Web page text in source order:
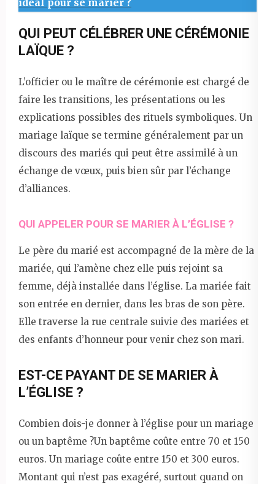
idéal pour se marier ?
QUI PEUT CÉLÉBRER UNE CÉRÉMONIE
LAÏQUE ?
L’officier ou le maître de cérémonie est chargé de
faire les transitions, les présentations ou les
explications possibles des rituels symboliques. Un
mariage laïque se termine généralement par un
discours des mariés qui peut être assimilé à un
échange de vœux, puis bien sûr par l’échange
d’alliances.
QUI APPELER POUR SE MARIER À L’ÉGLISE ?
Le père du marié est accompagné de la mère de la
mariée, qui l’amène chez elle puis rejoint sa
femme, déjà installée dans l’église. La mariée fait
son entrée en dernier, dans les bras de son père.
Elle traverse la rue centrale suivie des mariées et
des enfants d’honneur pour venir chez son mari.
EST-CE PAYANT DE SE MARIER À
L’ÉGLISE ?
Combien dois-je donner à l’église pour un mariage
ou un baptême ?Un baptême coûte entre 70 et 150
euros. Un mariage coûte entre 150 et 300 euros.
Montant qui n’est pas exagéré, surtout quand on